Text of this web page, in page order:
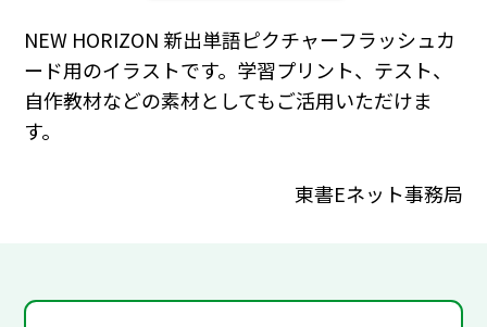
NEW HORIZON 新出単語ピクチャーフラッシュカ
ード用のイラストです。学習プリント、テスト、
自作教材などの素材としてもご活用いただけま
す。
東書Eネット事務局